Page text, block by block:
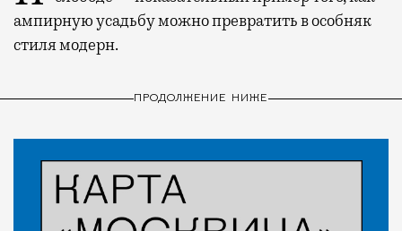
ампирную усадьбу можно превратить в особняк
стиля модерн.
ПРОДОЛЖЕНИЕ НИЖЕ